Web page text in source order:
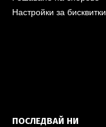
Настройки за бисквитки
ПОСЛЕДВАЙ НИ